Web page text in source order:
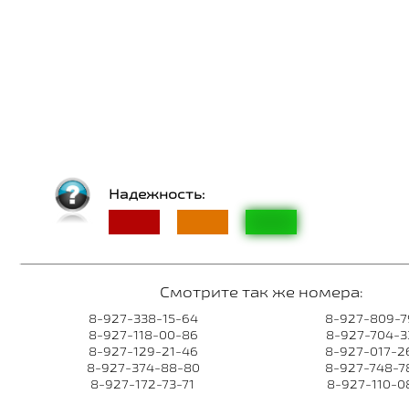
Надежность:
Смотрите так же номера:
8-927-338-15-64
8-927-118-00-86
8-927-129-21-46
8-927-374-88-80
8-927-172-73-71
8-927-809-
8-927-704-
8-927-017-
8-927-748-
8-927-110-